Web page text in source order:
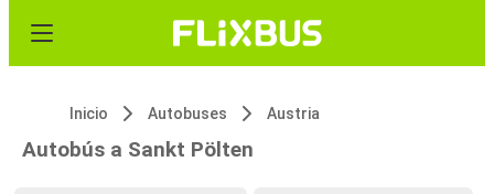
Inicio Autobuses Austria
Autobús a Sankt Pölten